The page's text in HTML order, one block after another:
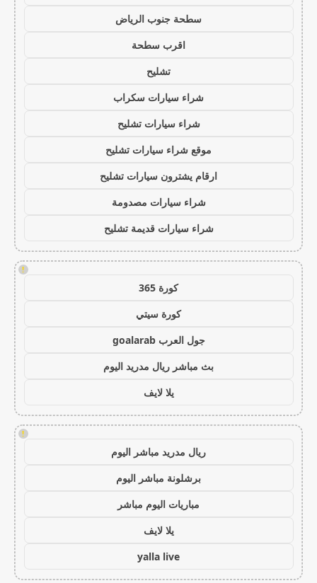
سطحة جنوب الرياض
اقرب سطحة
تشليح
شراء سيارات سكراب
شراء سيارات تشليح
موقع شراء سيارات تشليح
ارقام يشترون سيارات تشليح
شراء سيارات مصدومة
شراء سيارات قديمة تشليح
!
كورة 365
كورة سيتي
جول العرب goalarab
بث مباشر ريال مدريد اليوم
يلا لايف
!
ريال مدريد مباشر اليوم
برشلونة مباشر اليوم
مباريات اليوم مباشر
يلا لايف
yalla live